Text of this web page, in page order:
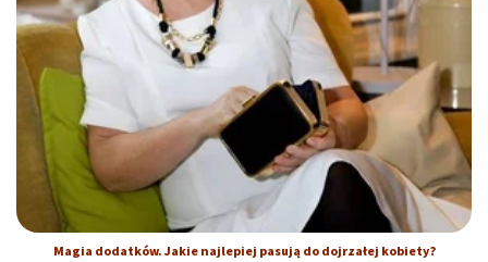
Magia dodatków. Jakie najlepiej pasują do dojrzałej kobiety?